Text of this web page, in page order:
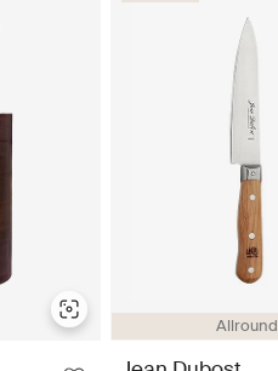
Allround